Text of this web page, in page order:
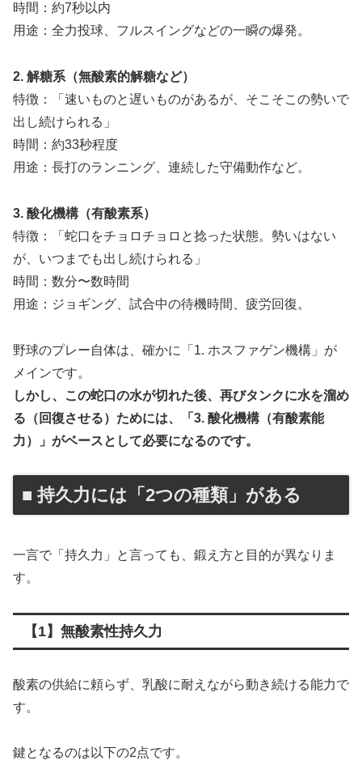
時間：約7秒以内
用途：全力投球、フルスイングなどの一瞬の爆発。
2. 解糖系（無酸素的解糖など）
特徴：「速いものと遅いものがあるが、そこそこの勢いで
出し続けられる」
時間：約33秒程度
用途：長打のランニング、連続した守備動作など。
3. 酸化機構（有酸素系）
特徴：「蛇口をチョロチョロと捻った状態。勢いはない
が、いつまでも出し続けられる」
時間：数分〜数時間
用途：ジョギング、試合中の待機時間、疲労回復。
野球のプレー自体は、確かに「1. ホスファゲン機構」が
メインです。
しかし、この蛇口の水が切れた後、再びタンクに水を溜め
る（回復させる）ためには、「3. 酸化機構（有酸素能
力）」がベースとして必要になるのです。
■ 持久力には「2つの種類」がある
一言で「持久力」と言っても、鍛え方と目的が異なりま
す。
【1】無酸素性持久力
酸素の供給に頼らず、乳酸に耐えながら動き続ける能力で
す。
鍵となるのは以下の2点です。